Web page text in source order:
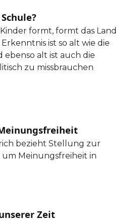
formt, formt das Land
ist so alt wie die
ebenso alt ist auch die
zu missbrauchen
bezieht Stellung zur
Meinungsfreiheit in
Zeit